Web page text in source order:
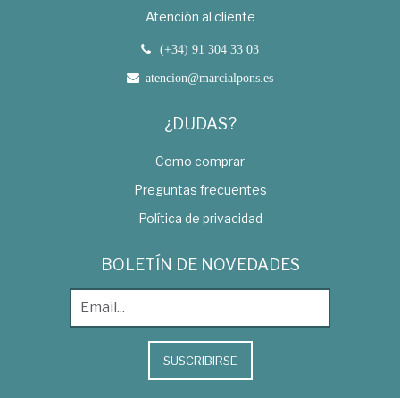
Atención al cliente
(+34) 91 304 33 03
atencion@marcialpons.es
¿DUDAS?
Como comprar
Preguntas frecuentes
Política de privacidad
BOLETÍN DE NOVEDADES
SUSCRIBIRSE